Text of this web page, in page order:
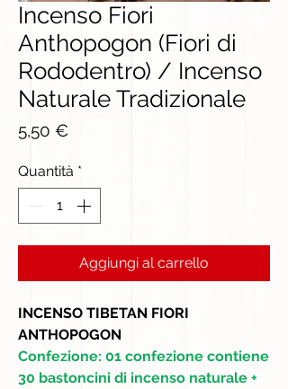
Incenso Fiori
Anthopogon (Fiori di
Rododentro) / Incenso
Naturale Tradizionale
5,50 €
Quantità *
Aggiungi al carrello
INCENSO TIBETAN FIORI
ANTHOPOGON
Confezione: 01 confezione contiene
30 bastoncini di incenso naturale +